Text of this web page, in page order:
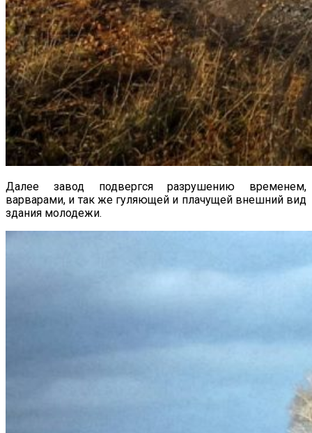
Далее завод подвергся разрушению временем,
варварами, и так же гуляющей и плачущей внешний вид
здания молодежи.